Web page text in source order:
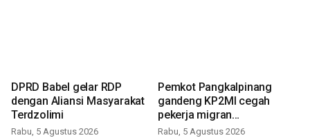
DPRD Babel gelar RDP
dengan Aliansi Masyarakat
Terdzolimi
Rabu, 5 Agustus 2026
Pemkot Pangkalpinang
gandeng KP2MI cegah
pekerja migran
nonprosedural
Rabu, 5 Agustus 2026